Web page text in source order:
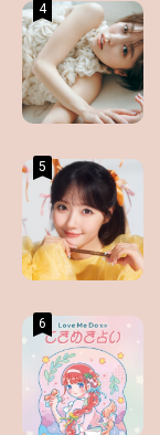
4
5
6
4
5
6
4
5
6